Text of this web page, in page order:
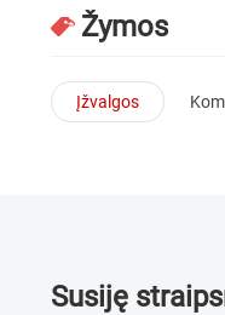
Žymos
Įžvalgos
Susiję